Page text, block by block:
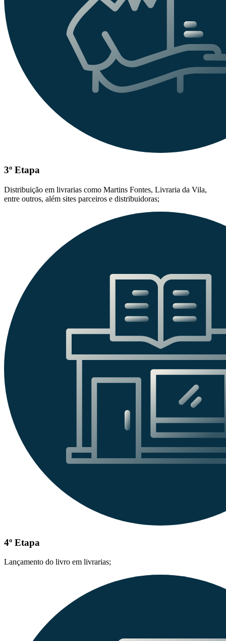
3º Etapa
Distribuição em livrarias como Martins Fontes, Livraria da Vila,
entre outros, além sites parceiros e distribuidoras;
4º Etapa
Lançamento do livro em livrarias;